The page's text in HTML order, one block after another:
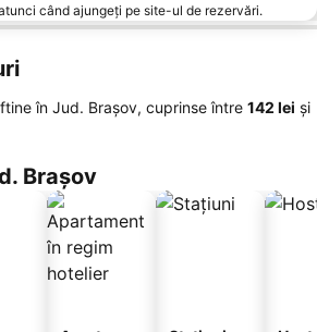
când ajungeți pe site-ul de rezervări.
în Jud. Brașov, cuprinse între ‎142 lei și
Brașov